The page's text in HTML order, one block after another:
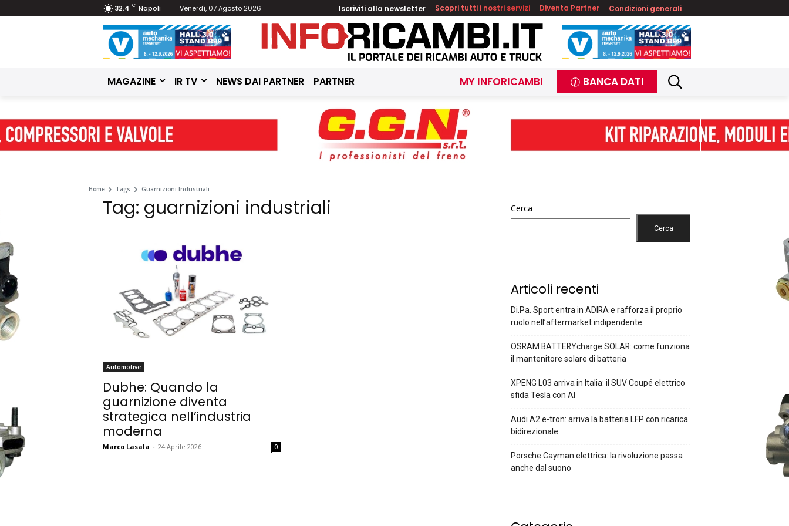
32.4 C Napoli Venerdì, 07 Agosto 2026 Iscriviti alla newsletter Scopri tutti i nostri servizi Diventa Partner Condizioni generali
MAGAZINE IR TV NEWS DAI PARTNER PARTNER MY INFORICAMBI BANCA DATI
Home Tags Guarnizioni Industriali
Tag: guarnizioni industriali
Automotive
Dubhe: Quando la
guarnizione diventa
strategica nell’industria
moderna
Marco Lasala - 24 Aprile 2026 0
Cerca
Cerca
Articoli recenti
Di.Pa. Sport entra in ADIRA e rafforza il proprio
ruolo nell’aftermarket indipendente
OSRAM BATTERYcharge SOLAR: come funziona
il mantenitore solare di batteria
XPENG L03 arriva in Italia: il SUV Coupé elettrico
sfida Tesla con AI
Audi A2 e-tron: arriva la batteria LFP con ricarica
bidirezionale
Porsche Cayman elettrica: la rivoluzione passa
anche dal suono